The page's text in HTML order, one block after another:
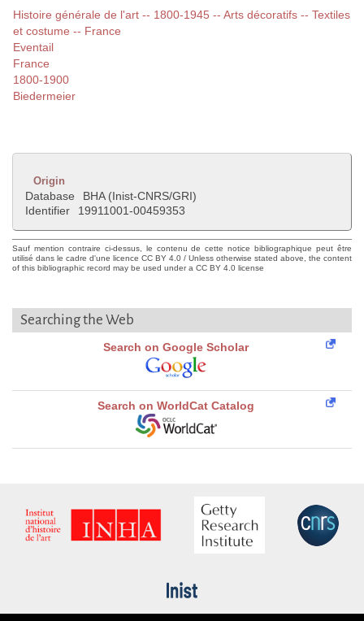
Histoire générale de l'art -- 1800-1945 -- Arts décoratifs -- Textiles
et costume -- France
Eventail
France
1800-1900
Biedermeier
Origin
Database
BHA (Inist-CNRS/GRI)
Identifier
19911001-00459353
Sauf mention contraire ci-dessus, le contenu de cette notice bibliographique peut être
utilisé dans le cadre d'une licence CC BY 4.0 / Unless otherwise stated above, the content
of this bibliographic record may be used under a CC BY 4.0 license
Searching the Web
Search on Google Scholar
Search on WorldCat Catalog